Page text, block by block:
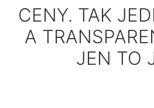
CENY. TAK
A
JEN TO